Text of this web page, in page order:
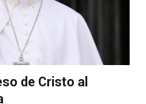
de Cristo al